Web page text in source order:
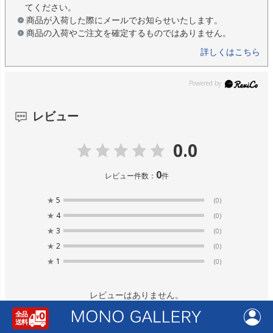
てください。
商品が入荷した際にメールでお知らせいたします。
商品の入荷やご注文を確定するものではありません。
詳しくはこちら
レビュー
0.0
レビュー件数： 0件
★ 5 (0)
★ 4 (0)
★ 3 (0)
★ 2 (0)
★ 1 (0)
レビューはありません。